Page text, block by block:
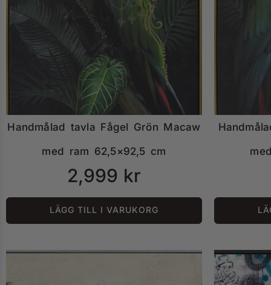
Handmålad tavla Fågel Grön Macaw
med ram 62,5×92,5 cm
2,999 kr
LÄGG TILL I VARUKORG